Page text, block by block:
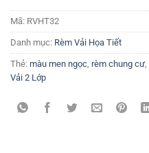
Mã: RVHT32
Danh mục: Rèm Vải Họa Tiết
Thẻ: màu men ngọc rèm chung cư,
Vải 2 Lớp